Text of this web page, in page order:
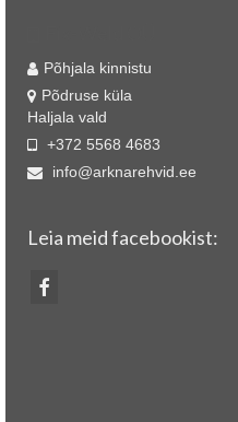
Põhjala kinnistu
Põdruse küla
Haljala vald
+372 5568 4683
info@arknarehvid.ee
Leia meid facebookist: